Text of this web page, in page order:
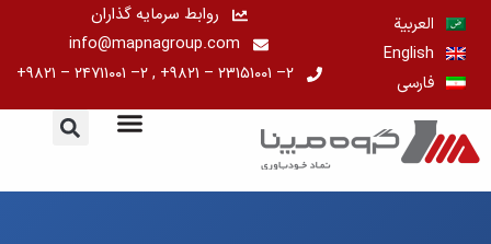
پرش
محتوا
العربية
English
فارسی
روابط سرمایه گذاران
info@mapnagroup.com
۲– ۲۳۱۵۱۰۰۱ – ۹۸۲۱+ , ۲– ۲۴۷۱۱۰۰۱ – ۹۸۲۱+